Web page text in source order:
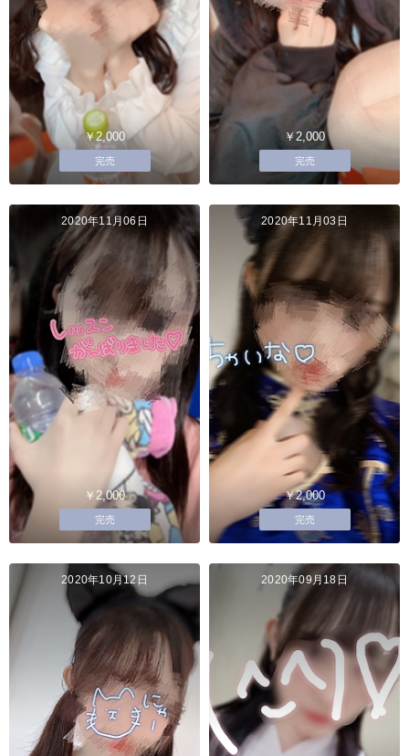
￥2,000
完売
￥2,000
完売
2020年11月06日
￥2,000
完売
2020年11月03日
￥2,000
完売
2020年10月12日 2020年09月18日